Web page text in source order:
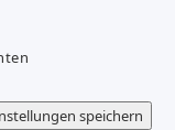
speichern